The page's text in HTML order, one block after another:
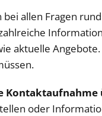
allen Fragen
aktuelle
oder